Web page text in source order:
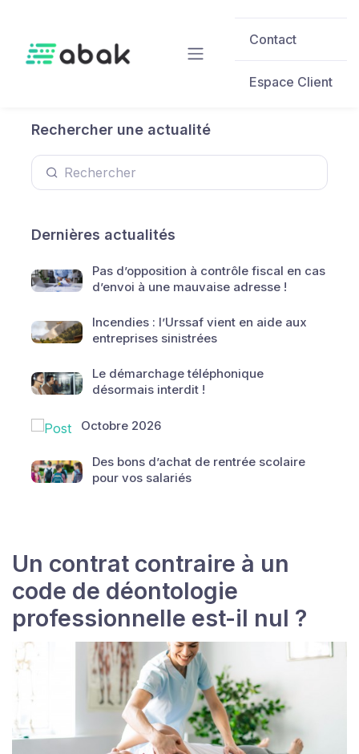
Contact
Espace Client
Rechercher une actualité
Dernières actualités
Pas d’opposition à contrôle fiscal en cas
d’envoi à une mauvaise adresse !
Incendies : l’Urssaf vient en aide aux
entreprises sinistrées
Le démarchage téléphonique
désormais interdit !
Octobre 2026
Des bons d’achat de rentrée scolaire
pour vos salariés
Un contrat contraire à un
code de déontologie
professionnelle est-il nul ?